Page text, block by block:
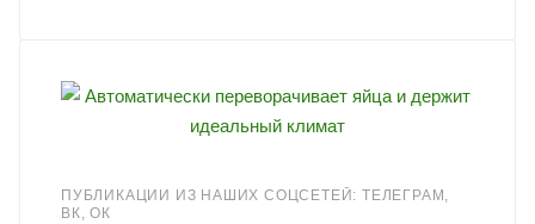
ПУБЛИКАЦИИ ИЗ НАШИХ СОЦСЕТЕЙ: ТЕЛЕГРАМ,
ВК, ОК